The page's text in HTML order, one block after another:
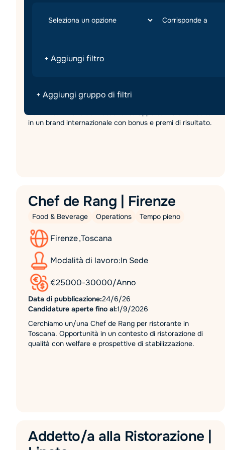
+ Aggiungi filtro
+ Aggiungi gruppo di filtri
Alessandria,Piemonte
€27000- 30000
Cerchiamo uno/a Store Manager per importante realtà
in un brand internazionale con bonus e premi di risultato.
Chef de Rang | Firenze
Food & Beverage Operations Tempo pieno
Firenze,Toscana
Modalità di lavoro:In Sede
€25000-30000/Anno
Data di pubblicazione:24/6/26
Candidature aperte fino al:1/9/2026
Cerchiamo un/una Chef de Rang per ristorante in
Toscana. Opportunità in un contesto di ristorazione di
qualità con welfare e prospettive di stabilizzazione.
Addetto/a alla Ristorazione |